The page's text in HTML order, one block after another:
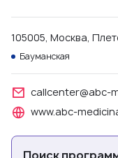
105005, Москва,
Бауманская
callcenter@abc-
www.abc-